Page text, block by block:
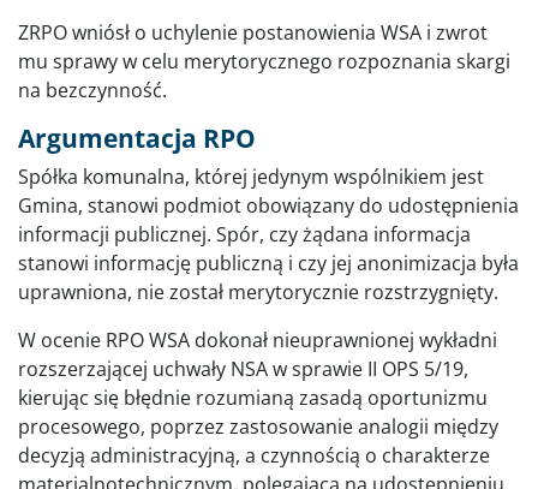
ZRPO wniósł o uchylenie postanowienia WSA i zwrot
mu sprawy w celu merytorycznego rozpoznania skargi
na bezczynność.
Argumentacja RPO
Spółka komunalna, której jedynym wspólnikiem jest
Gmina, stanowi podmiot obowiązany do udostępnienia
informacji publicznej. Spór, czy żądana informacja
stanowi informację publiczną i czy jej anonimizacja była
uprawniona, nie został merytorycznie rozstrzygnięty.
W ocenie RPO WSA dokonał nieuprawnionej wykładni
rozszerzającej uchwały NSA w sprawie II OPS 5/19,
kierując się błędnie rozumianą zasadą oportunizmu
procesowego, poprzez zastosowanie analogii między
decyzją administracyjną, a czynnością o charakterze